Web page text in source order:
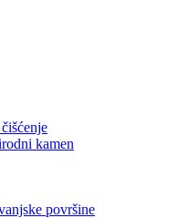
kamen
površine